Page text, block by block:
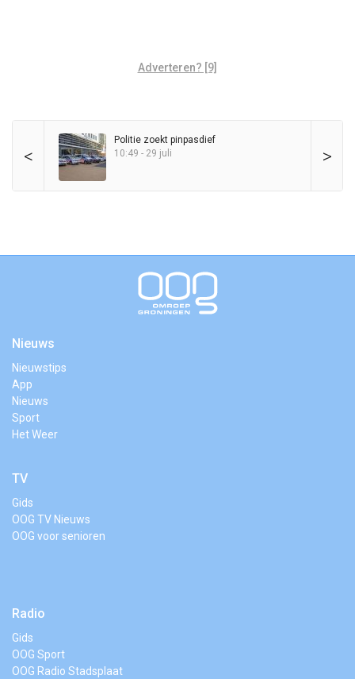
Adverteren? [9]
< >
Politie zoekt pinpasdief
10:49 - 29 juli
Nieuws
Nieuwstips
App
Nieuws
Sport
Het Weer
TV
Gids
OOG TV Nieuws
OOG voor senioren
Radio
Gids
OOG Sport
OOG Radio Stadsplaat